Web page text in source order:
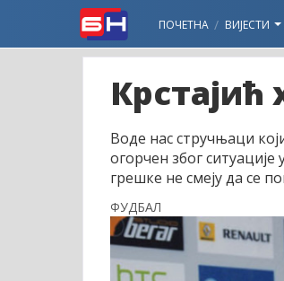
ПОЧЕТНА ВИЈЕСТИ
Крстајић
Воде нас стручњаци
огорчен због
грешке не смеју да се
ФУДБАЛ